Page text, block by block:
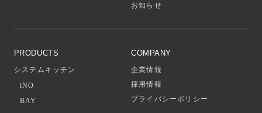
お知らせ
PRODUCTS
システムキッチン
iNO
BAY
COMPANY
企業情報
採用情報
プライバシーポリシー